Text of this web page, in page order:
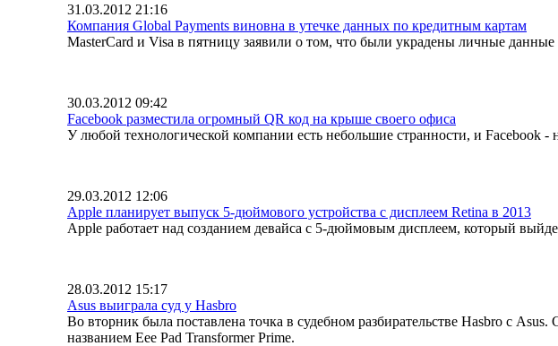
31.03.2012 21:16
Компания Global Payments виновна в утечке данных по кредитным картам
MasterCard и Visa в пятницу заявили о том, что были украдены личные
30.03.2012 09:42
Facebook разместила огромный QR код на крыше своего офиса
У любой технологической компании есть небольшие странности, и Facebook
29.03.2012 12:06
Apple планирует выпуск 5-дюймового устройства с дисплеем Retina в 2013
Apple работает над созданием девайса с 5-дюймовым дисплеем, который
28.03.2012 15:17
Asus выиграла суд у Hasbro
Во вторник была поставлена точка в судебном разбирательстве Hasbro с
названием Eee Pad Transformer Prime.